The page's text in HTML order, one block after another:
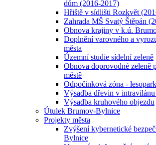
dům (2016-2017)
Hřiště v sídlišti Rozkvět
Zahrada MŠ Svatý Štěpán
Obnova krajiny v k.ú.
Doplnění varovného a
města
Územní studie sídelní zeleně
Obnova doprovodné zeleně
městě
Odpočinková zóna - lesopark
Výsadba dřevin v intravilánu
Výsadba kruhového objezdu
Útulek Brumov-Bylnice
Projekty města
Zvýšení kybernetické
Bylnice